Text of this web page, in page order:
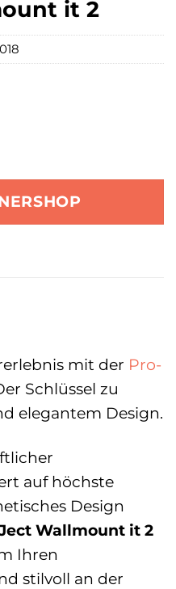
it 2
mit der Pro-
Schlüssel zu
elegantem Design.
auf höchste
Design
Wallmount it 2
Ihren
stilvoll an der